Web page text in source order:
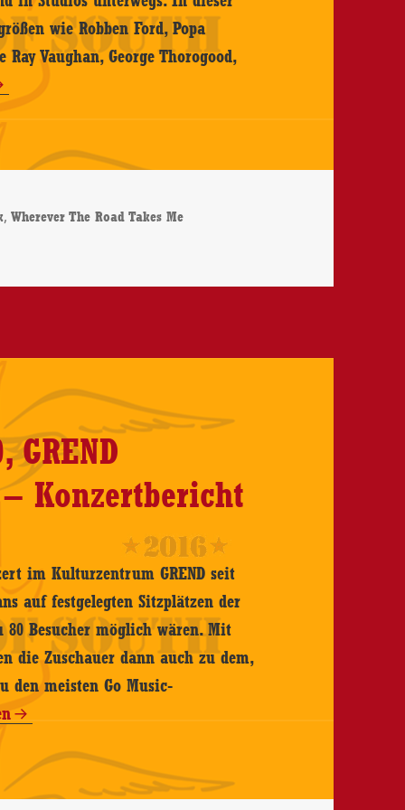
wie Robben Ford, Popa
Vaughan, George Thorogood,
,Wherever The Road Takes Me
– Wherever The Road Takes Me – CD-Review
GREND
Konzertbericht
im Kulturzentrum GREND seit
auf festgelegten Sitzplätzen der
80 Besucher möglich wären. Mit
die Zuschauer dann auch zu dem,
den meisten Go Music-